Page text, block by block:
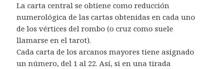
La carta central se obtiene como reducción
numerológica de las cartas obtenidas en cada uno
de los vértices del rombo (o cruz como suele
llamarse en el tarot).
Cada carta de los arcanos mayores tiene asignado
un número, del 1 al 22. Así, si en una tirada